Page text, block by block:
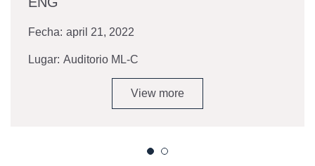
Fecha: april 21, 2022
Lugar: Auditorio ML-C
View more